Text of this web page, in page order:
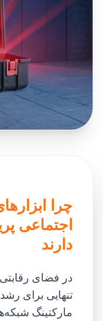
چرا
دارند
در فضای
تنهایی برای
مارکتینگ